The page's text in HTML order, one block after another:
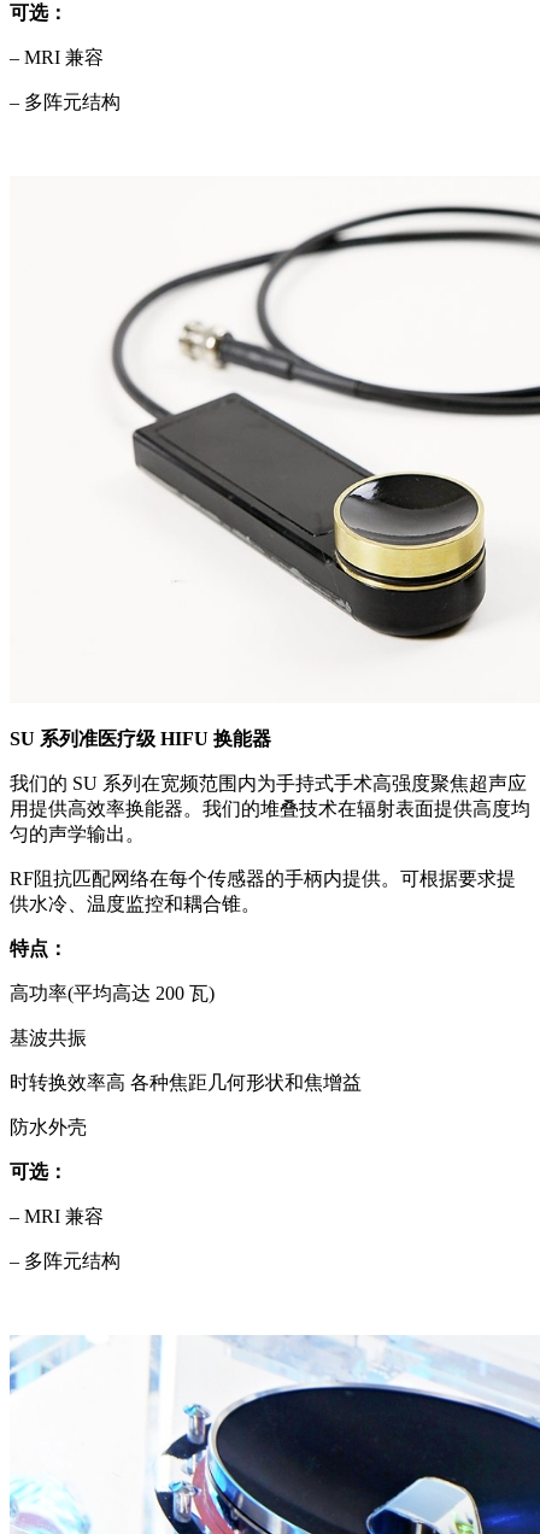
可选：
– MRI 兼容
– 多阵元结构
SU 系列准医疗级 HIFU 换能器
我们的 SU 系列在宽频范围内为手持式手术高强度聚焦超声应
用提供高效率换能器。我们的堆叠技术在辐射表面提供高度均
匀的声学输出。
RF阻抗匹配网络在每个传感器的手柄内提供。可根据要求提
供水冷、温度监控和耦合锥。
特点：
高功率(平均高达 200 瓦)
基波共振
时转换效率高 各种焦距几何形状和焦增益
防水外壳
可选：
– MRI 兼容
– 多阵元结构